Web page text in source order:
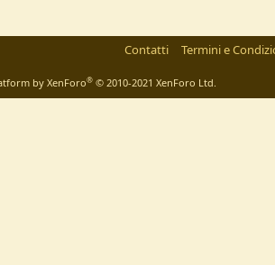
Contatti Termini e
by XenForo® © 2010-2021 XenForo Ltd.